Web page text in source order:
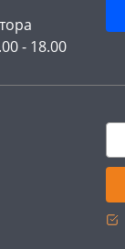
- 18.00